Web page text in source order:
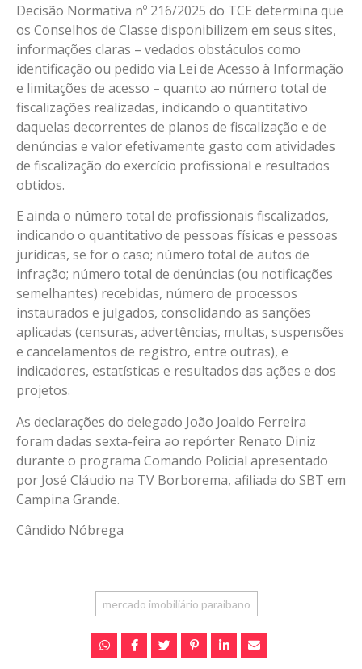
Decisão Normativa nº 216/2025 do TCE determina que
os Conselhos de Classe disponibilizem em seus sites,
informações claras – vedados obstáculos como
identificação ou pedido via Lei de Acesso à Informação
e limitações de acesso – quanto ao número total de
fiscalizações realizadas, indicando o quantitativo
daquelas decorrentes de planos de fiscalização e de
denúncias e valor efetivamente gasto com atividades
de fiscalização do exercício profissional e resultados
obtidos.
E ainda o número total de profissionais fiscalizados,
indicando o quantitativo de pessoas físicas e pessoas
jurídicas, se for o caso; número total de autos de
infração; número total de denúncias (ou notificações
semelhantes) recebidas, número de processos
instaurados e julgados, consolidando as sanções
aplicadas (censuras, advertências, multas, suspensões
e cancelamentos de registro, entre outras), e
indicadores, estatísticas e resultados das ações e dos
projetos.
As declarações do delegado João Joaldo Ferreira
foram dadas sexta-feira ao repórter Renato Diniz
durante o programa Comando Policial apresentado
por José Cláudio na TV Borborema, afiliada do SBT em
Campina Grande.
Cândido Nóbrega
mercado imobiliário paraibano